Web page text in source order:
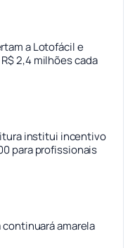
a Lotofácil e
2,4 milhões cada
institui incentivo
para profissionais
amarela